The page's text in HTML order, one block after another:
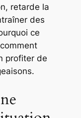
retarde la
des
ce
comment
profiter de